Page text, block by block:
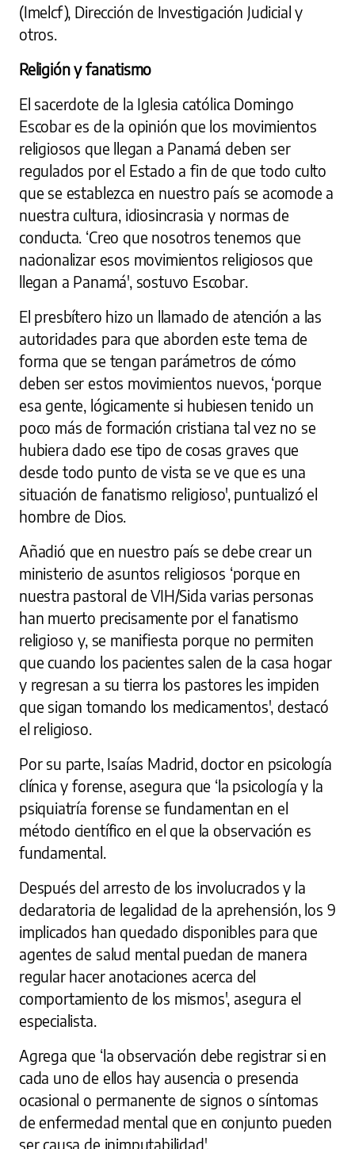
(Imelcf), Dirección de Investigación Judicial y
otros.
Religión y fanatismo
El sacerdote de la Iglesia católica Domingo
Escobar es de la opinión que los movimientos
religiosos que llegan a Panamá deben ser
regulados por el Estado a fin de que todo culto
que se establezca en nuestro país se acomode a
nuestra cultura, idiosincrasia y normas de
conducta. ‘Creo que nosotros tenemos que
nacionalizar esos movimientos religiosos que
llegan a Panamá', sostuvo Escobar.
El presbítero hizo un llamado de atención a las
autoridades para que aborden este tema de
forma que se tengan parámetros de cómo
deben ser estos movimientos nuevos, ‘porque
esa gente, lógicamente si hubiesen tenido un
poco más de formación cristiana tal vez no se
hubiera dado ese tipo de cosas graves que
desde todo punto de vista se ve que es una
situación de fanatismo religioso', puntualizó el
hombre de Dios.
Añadió que en nuestro país se debe crear un
ministerio de asuntos religiosos ‘porque en
nuestra pastoral de VIH/Sida varias personas
han muerto precisamente por el fanatismo
religioso y, se manifiesta porque no permiten
que cuando los pacientes salen de la casa hogar
y regresan a su tierra los pastores les impiden
que sigan tomando los medicamentos', destacó
el religioso.
Por su parte, Isaías Madrid, doctor en psicología
clínica y forense, asegura que ‘la psicología y la
psiquiatría forense se fundamentan en el
método científico en el que la observación es
fundamental.
Después del arresto de los involucrados y la
declaratoria de legalidad de la aprehensión, los 9
implicados han quedado disponibles para que
agentes de salud mental puedan de manera
regular hacer anotaciones acerca del
comportamiento de los mismos', asegura el
especialista.
Agrega que ‘la observación debe registrar si en
cada uno de ellos hay ausencia o presencia
ocasional o permanente de signos o síntomas
de enfermedad mental que en conjunto pueden
ser causa de inimputabilidad'.